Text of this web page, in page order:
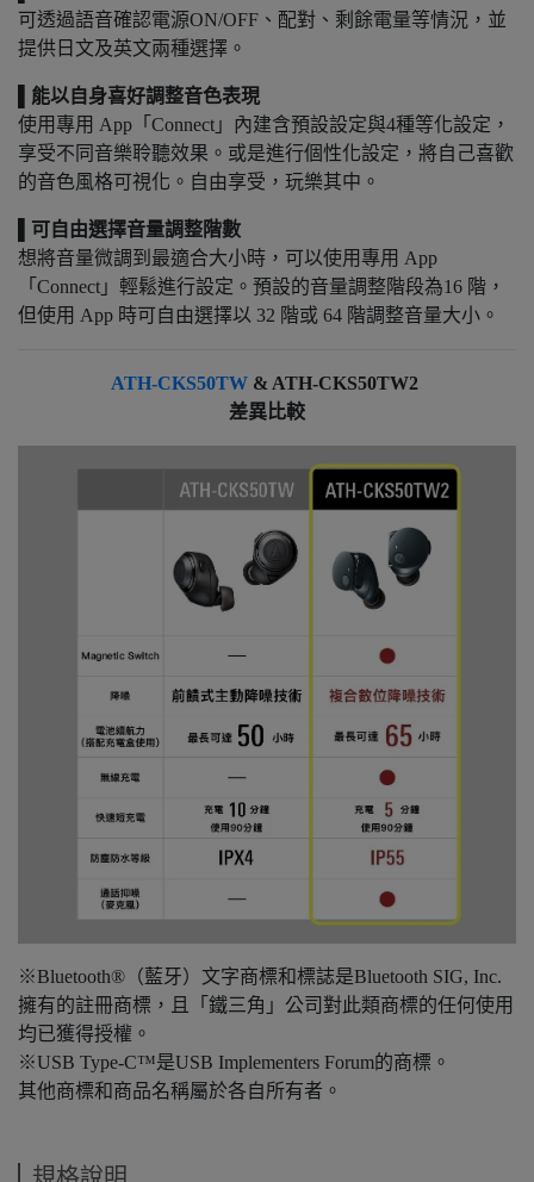
可透過語音確認電源ON/OFF、配對、剩餘電量等情況，並
提供日文及英文兩種選擇。
▌能以自身喜好調整音色表現
使⽤專⽤ App「Connect」內建含預設設定與4種等化設定，
享受不同⾳樂聆聽效果。或是進行個性化設定，將⾃⼰喜歡
的音色⾵格可視化。自由享受，玩樂其中。
▌可⾃由選擇⾳量調整階數
想將⾳量微調到最適合⼤⼩時，可以使⽤專⽤ App
「Connect」輕鬆進⾏設定。預設的⾳量調整階段為16 階，
但使⽤ App 時可⾃由選擇以 32 階或 64 階調整⾳量⼤⼩。
ATH-CKS50TW & ATH-CKS50TW2
差異比較
※Bluetooth®（藍牙）文字商標和標誌是Bluetooth SIG, Inc.
擁有的註冊商標，且「鐵三角」公司對此類商標的任何使用
均已獲得授權。
※USB Type-C™是USB Implementers Forum的商標。
其他商標和商品名稱屬於各自所有者。
規格說明